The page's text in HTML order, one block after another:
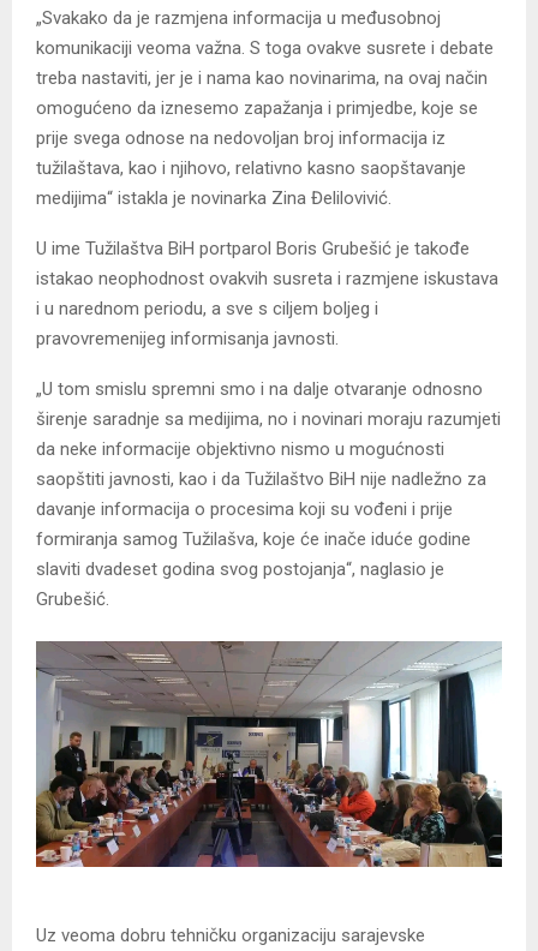
„Svakako da je razmjena informacija u međusobnoj
komunikaciji veoma važna. S toga ovakve susrete i debate
treba nastaviti, jer je i nama kao novinarima, na ovaj način
omogućeno da iznesemo zapažanja i primjedbe, koje se
prije svega odnose na nedovoljan broj informacija iz
tužilaštava, kao i njihovo, relativno kasno saopštavanje
medijima“ istakla je novinarka Zina Đelilovivić.
U ime Tužilaštva BiH portparol Boris Grubešić je takođe
istakao neophodnost ovakvih susreta i razmjene iskustava
i u narednom periodu, a sve s ciljem boljeg i
pravovremenijeg informisanja javnosti.
„U tom smislu spremni smo i na dalje otvaranje odnosno
širenje saradnje sa medijima, no i novinari moraju razumjeti
da neke informacije objektivno nismo u mogućnosti
saopštiti javnosti, kao i da Tužilaštvo BiH nije nadležno za
davanje informacija o procesima koji su vođeni i prije
formiranja samog Tužilašva, koje će inače iduće godine
slaviti dvadeset godina svog postojanja“, naglasio je
Grubešić.
Uz veoma dobru tehničku organizaciju sarajevske